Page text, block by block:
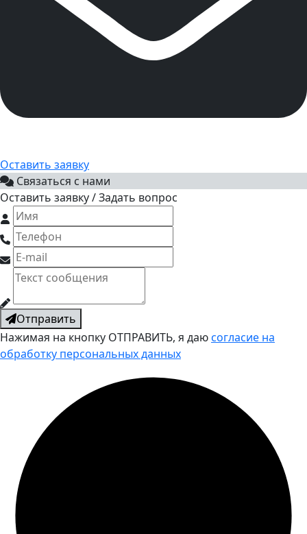
Оставить заявку
Связаться с нами
Оставить заявку / Задать вопрос
Отправить
Нажимая на кнопку ОТПРАВИТЬ, я даюсогласие на
обработку персональных данных